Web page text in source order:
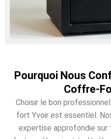
Pourquoi Nous
Coffre-
Choisir le bon
fort Yvoir est essentiel.
expertise approfondie